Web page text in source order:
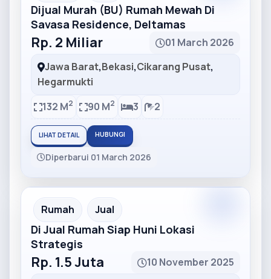
Dijual Murah (BU) Rumah Mewah Di
Savasa Residence, Deltamas
Rp. 2 Miliar
01 March 2026
Jawa Barat,Bekasi,Cikarang Pusat,
Hegarmukti
132 M2 90 M2 3 2
LIHAT DETAIL HUBUNGI
Diperbarui 01 March 2026
Partner Ad
Rumah Jual
Di Jual Rumah Siap Huni Lokasi
Strategis
Rp. 1.5 Juta
10 November 2025